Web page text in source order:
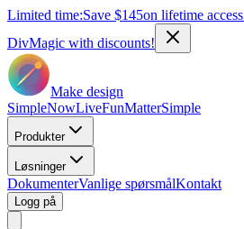
Limited time:Save $145on lifetime access
DivMagic with discounts!
Make design
SimpleNowLiveFunMatterSimple
Produkter
Løsninger
DokumenterVanlige spørsmålKontakt
Logg på